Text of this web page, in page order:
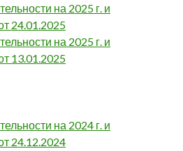
на 2025 г. и
24.01.2025
на 2025 г. и
13.01.2025
на 2024 г. и
24.12.2024